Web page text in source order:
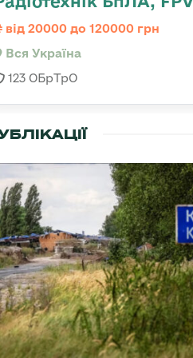
від 20000 до 120000 грн
Вся Україна
123 ОБрТрО